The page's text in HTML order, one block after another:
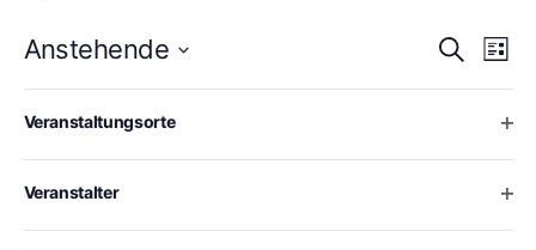
Such-
SucheListe
Anstehende
any
form
inputs
Veranstaltungsorte
Veranstalter
28